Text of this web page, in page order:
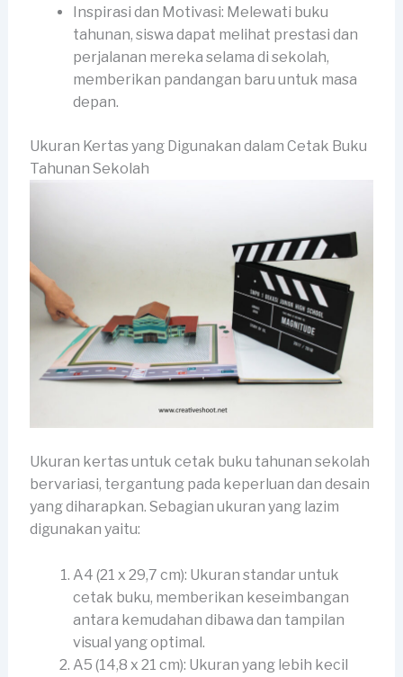
Inspirasi dan Motivasi: Melewati buku
tahunan, siswa dapat melihat prestasi dan
perjalanan mereka selama di sekolah,
memberikan pandangan baru untuk masa
depan.
Ukuran Kertas yang Digunakan dalam Cetak Buku
Tahunan Sekolah
Ukuran kertas untuk cetak buku tahunan sekolah
bervariasi, tergantung pada keperluan dan desain
yang diharapkan. Sebagian ukuran yang lazim
digunakan yaitu:
A4 (21 x 29,7 cm): Ukuran standar untuk
cetak buku, memberikan keseimbangan
antara kemudahan dibawa dan tampilan
visual yang optimal.
A5 (14,8 x 21 cm): Ukuran yang lebih kecil